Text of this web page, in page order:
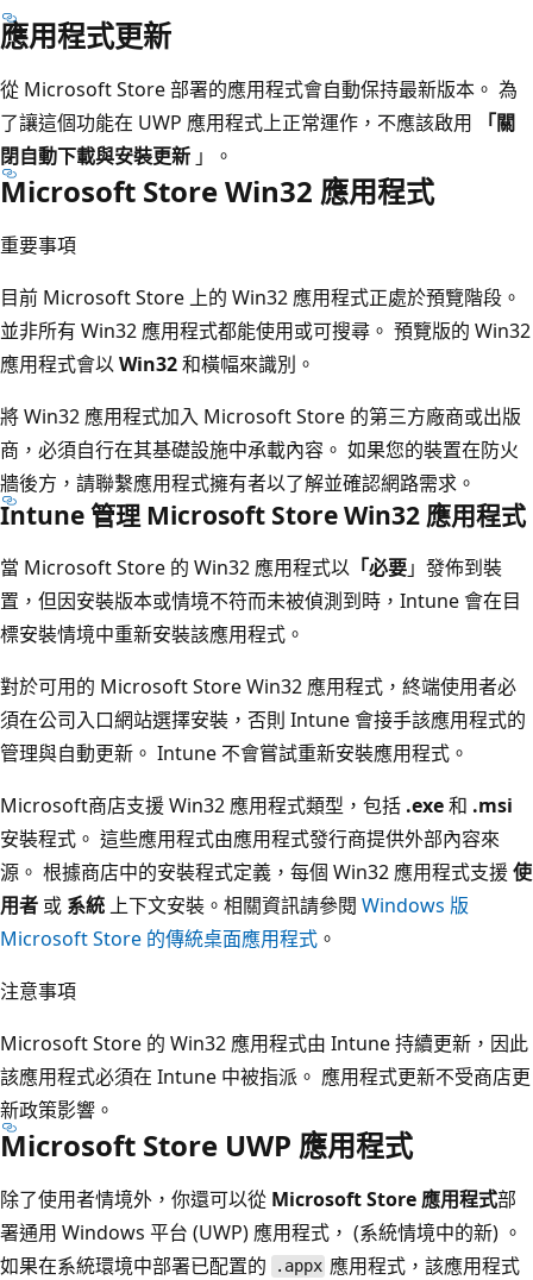
應用程式更新
從 Microsoft Store 部署的應用程式會自動保持最新版本。 為
了讓這個功能在 UWP 應用程式上正常運作，不應該啟用
「關
閉自動下載與安裝更新 」。
Microsoft Store Win32 應用程式
重要事項
目前 Microsoft Store 上的 Win32 應用程式正處於預覽階段。
並非所有 Win32 應用程式都能使用或可搜尋。 預覽版的 Win32
應用程式會以Win32和橫幅來識別。
將 Win32 應用程式加入 Microsoft Store 的第三方廠商或出版
商，必須自行在其基礎設施中承載內容。 如果您的裝置在防火
牆後方，請聯繫應用程式擁有者以了解並確認網路需求。
Intune 管理 Microsoft Store Win32 應用程式
當 Microsoft Store 的 Win32 應用程式以 「必要」發佈到裝
置，但因安裝版本或情境不符而未被偵測到時，Intune 會在目
標安裝情境中重新安裝該應用程式。
對於可用的 Microsoft Store Win32 應用程式，終端使用者必
須在公司入口網站選擇安裝，否則 Intune 會接手該應用程式的
管理與自動更新。 Intune 不會嘗試重新安裝應用程式。
Microsoft商店支援 Win32 應用程式類型，包括 .exe和 .msi
安裝程式。 這些應用程式由應用程式發行商提供外部內容來
源。 根據商店中的安裝程式定義，每個 Win32 應用程式支援使
用者 或 系統 上下文安裝。相關資訊請參閱 Windows 版
Microsoft Store 的傳統桌面應用程式 。
注意事項
Microsoft Store 的 Win32 應用程式由 Intune 持續更新，因此
該應用程式必須在 Intune 中被指派。 應用程式更新不受商店更
新政策影響。
Microsoft Store UWP 應用程式
除了使用者情境外，你還可以從 Microsoft Store 應用程式部
署通用 Windows 平台 (UWP) 應用程式， (系統情境中的新) 。
如果在系統環境中部署已配置的
.appx 應用程式，該應用程式